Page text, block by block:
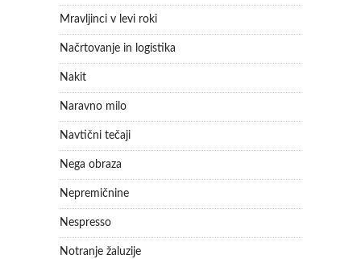
Mravljinci v levi roki
Načrtovanje in logistika
Nakit
Naravno milo
Navtični tečaji
Nega obraza
Nepremičnine
Nespresso
Notranje žaluzije